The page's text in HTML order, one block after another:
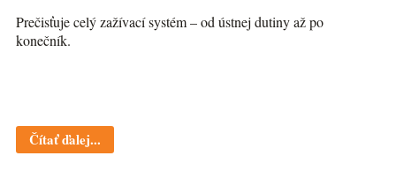
Prečisťuje celý zažívací systém – od ústnej dutiny až po
konečník.
Čítať ďalej...